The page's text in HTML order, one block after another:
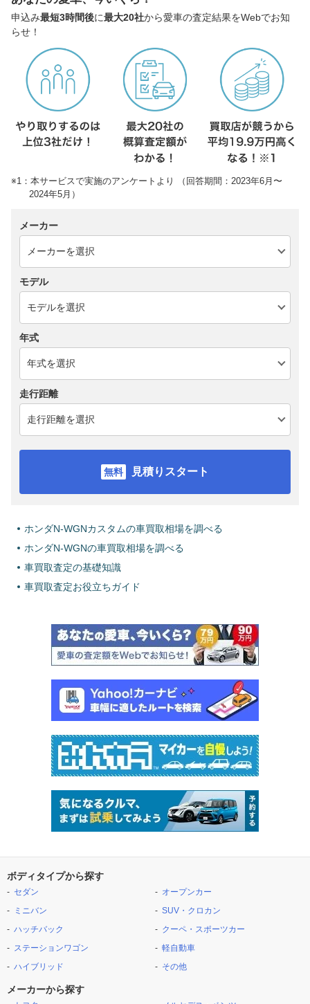
申込み最短3時間後に最大20社から愛車の査定結果をWebでお知
らせ！
※1：本サービスで実施のアンケートより （回答期間：2023年6月〜
2024年5月）
メーカー
モデル
年式
走行距離
見積りスタート
ホンダN-WGNカスタムの車買取相場を調べる
ホンダN-WGNの車買取相場を調べる
車買取査定の基礎知識
車買取査定お役立ちガイド
ボディタイプから探す
セダン
ミニバン
ハッチバック
ステーションワゴン
ハイブリッド
オープンカー
SUV・クロカン
クーペ・スポーツカー
軽自動車
その他
メーカーから探す